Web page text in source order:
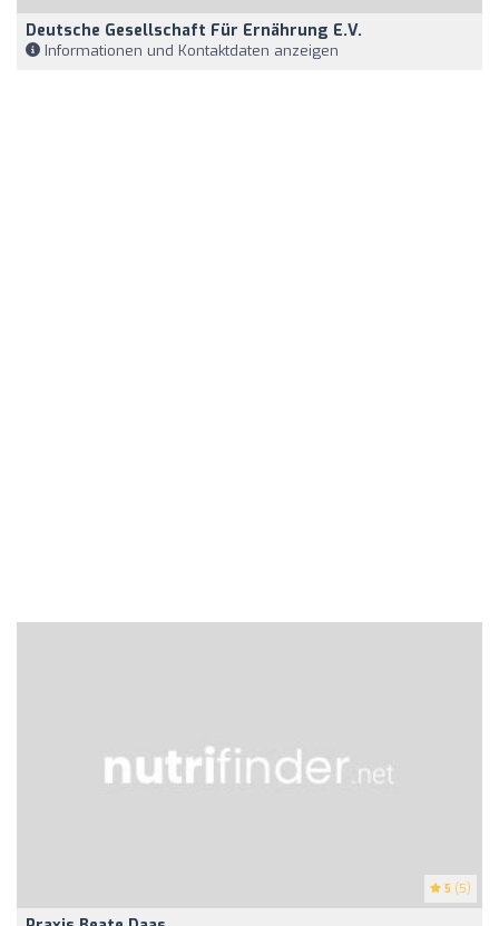
Deutsche Gesellschaft Für Ernährung E.V.
Informationen und Kontaktdaten anzeigen
5 (5)